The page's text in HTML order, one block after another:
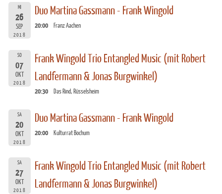
MI
26
SEP
2018
Duo Martina Gassmann - Frank Wingold
20:00 Franz Aachen
SO
07
OKT
2018
Frank Wingold Trio Entangled Music (mit Robert
Landfermann & Jonas Burgwinkel)
20:30 Das Rind, Rüsselsheim
SA
20
OKT
2018
Duo Martina Gassmann - Frank Wingold
20:00 Kulturrat Bochum
SA
27
OKT
2018
Frank Wingold Trio Entangled Music (mit Robert
Landfermann & Jonas Burgwinkel)